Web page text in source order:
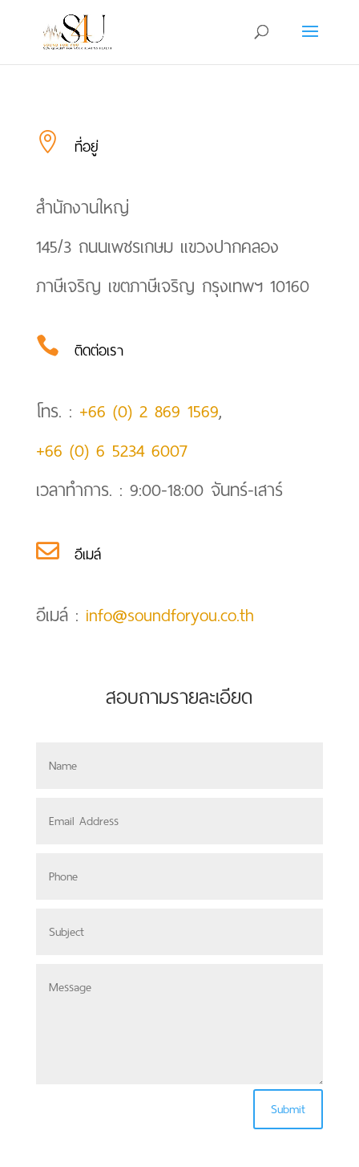
 ที่อยู่
สำนักงานใหญ่
145/3 ถนนเพชรเกษม แขวงปากคลอง
ภาษีเจริญ เขตภาษีเจริญ กรุงเทพฯ 10160
 ติดต่อเรา
โทร. : +66 (0) 2 869 1569,
+66 (0) 6 5234 6007
เวลาทำการ. : 9:00-18:00 จันทร์-เสาร์
 อีเมล์
อีเมล์ : info@soundforyou.co.th
สอบถามรายละเอียด
Submit